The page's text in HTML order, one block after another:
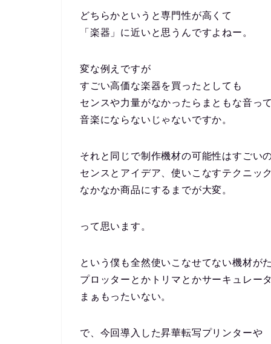
どちらかというと専門性が高くて
「楽器」に近いと思うんですよねー。
変な例えですが
すごい高価な楽器を買ったとしても
センスや力量がなかったらまともな音っ
音楽にならないじゃないですか。
それと同じで制作機材の可能性はすごい
センスとアイデア、使いこなすテクニッ
なかなか商品にするまでが大変。
って思います。
という僕も全然使いこなせてない機材が
プロッターとかトリマとかサーキュレー
まぁもったいない。
で、今回導入した昇華転写プリンターや